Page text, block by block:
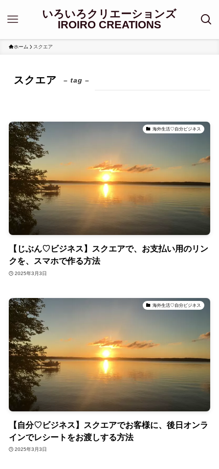
いろいろクリエーションズ
IROIRO CREATIONS
ホーム スクエア
スクエア – tag –
海外生活♡自分ビジネス
【じぶん♡ビジネス】スクエアで、お支払い用のリン
クを、スマホで作る方法
2025年3月3日
海外生活♡自分ビジネス
【自分♡ビジネス】スクエアでお客様に、後日オンラ
インでレシートをお渡しする方法
2025年3月3日